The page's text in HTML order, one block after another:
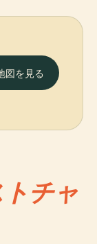
図を見る
チャ